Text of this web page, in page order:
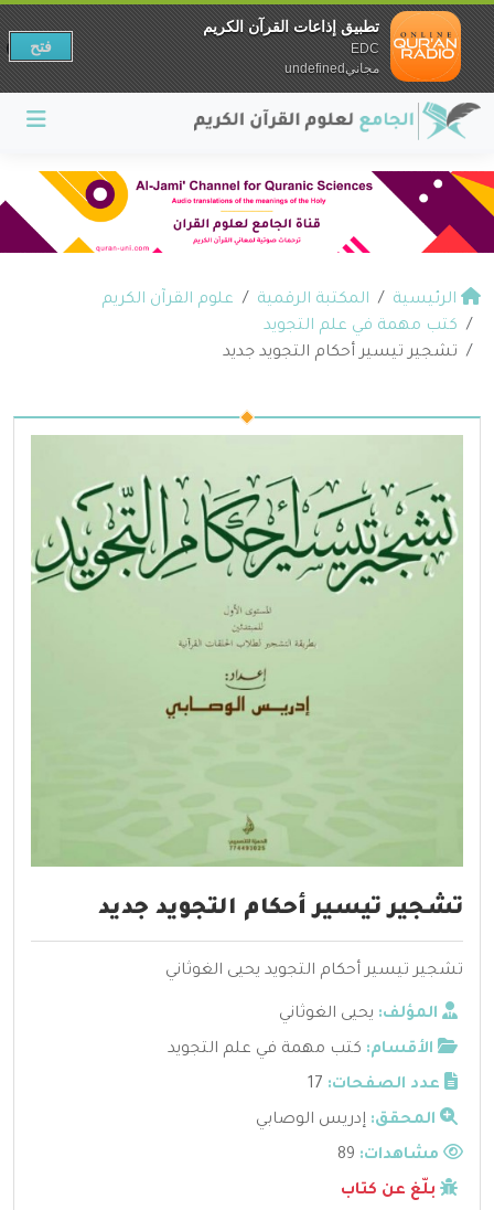
الرئيسية المكتبة الرقمية
علوم القرآن الكريم
كتب مهمة في علم التجويد
تشجير تيسير أحكام التجويد جديد
تشجير تيسير أحكام التجويد جديد
تشجير تيسير أحكام التجويد يحيى الغوثاني
المؤلف: يحيى الغوثاني
الأقسام: كتب مهمة في علم التجويد
عدد الصفحات: 17
المحقق: إدريس الوصابي
مشاهدات:
بلّغ عن كتاب
تطبيق إذاعات القرآن الكريم
EDC
مجانيundefined
فتح